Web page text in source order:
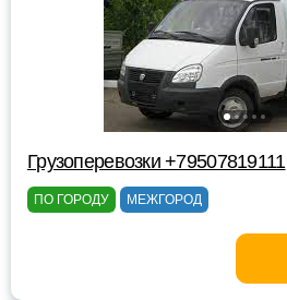
Грузоперевозки +79507819111
ПО ГОРОДУ МЕЖГОРОД